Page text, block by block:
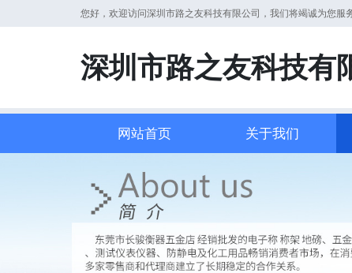
您好，欢迎访问深圳市路之友科技有限公司，我们将竭诚为您服
深圳市路之友科技有
网站首页 关于我们